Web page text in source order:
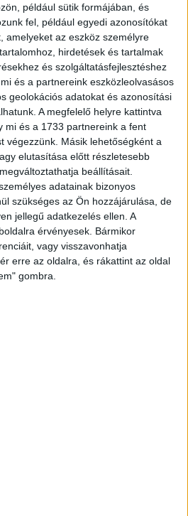
például sütik formájában, és
fel, például egyedi azonosítókat
amelyeket az eszköz személyre
hirdetések és tartalmak
és szolgáltatásfejlesztéshez
és a partnereink eszközleolvasásos
geolokációs adatokat és azonosítási
A megfelelő helyre kattintva
mi és a 1733 partnereink a fent
végezzünk. Másik lehetőségként a
elutasítása előtt részletesebb
beállításait.
adatainak bizonyos
szükséges az Ön hozzájárulása, de
jellegű adatkezelés ellen. A
érvényesek. Bármikor
vagy visszavonhatja
erre az oldalra, és rákattint az oldal
gombra.
ne tedd! Inkább
ülj le, és köss egy
a mérged, és a béke
lepték el. Tíz év után már
hatvan év házasság
ment, hogy a dobozban
Megszorította a
hangon megkérdezte:
nem a kosztpénzből tetted